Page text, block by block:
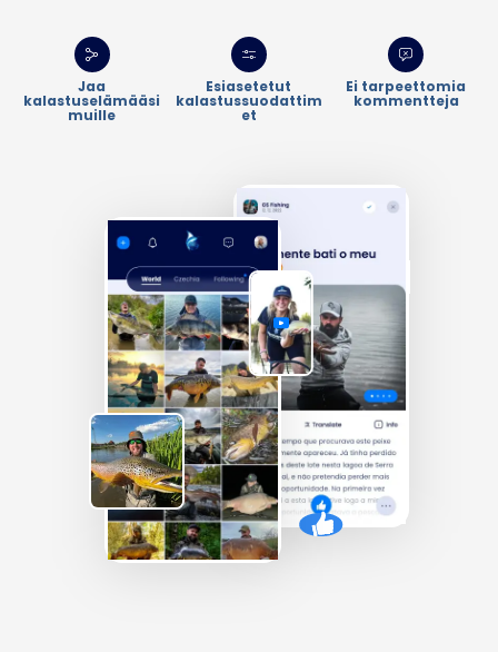
Jaa
kalastuselämääsi
muille
Esiasetetut
kalastussuodattim
et
Ei tarpeettomia
kommentteja